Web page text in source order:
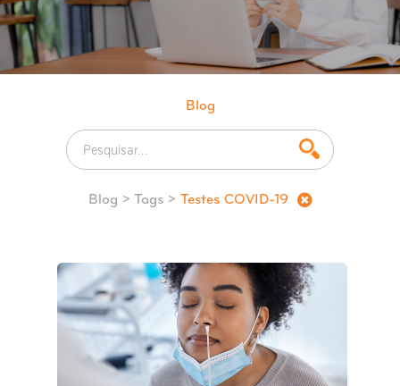
Blog
Blog > Tags > Testes COVID-19